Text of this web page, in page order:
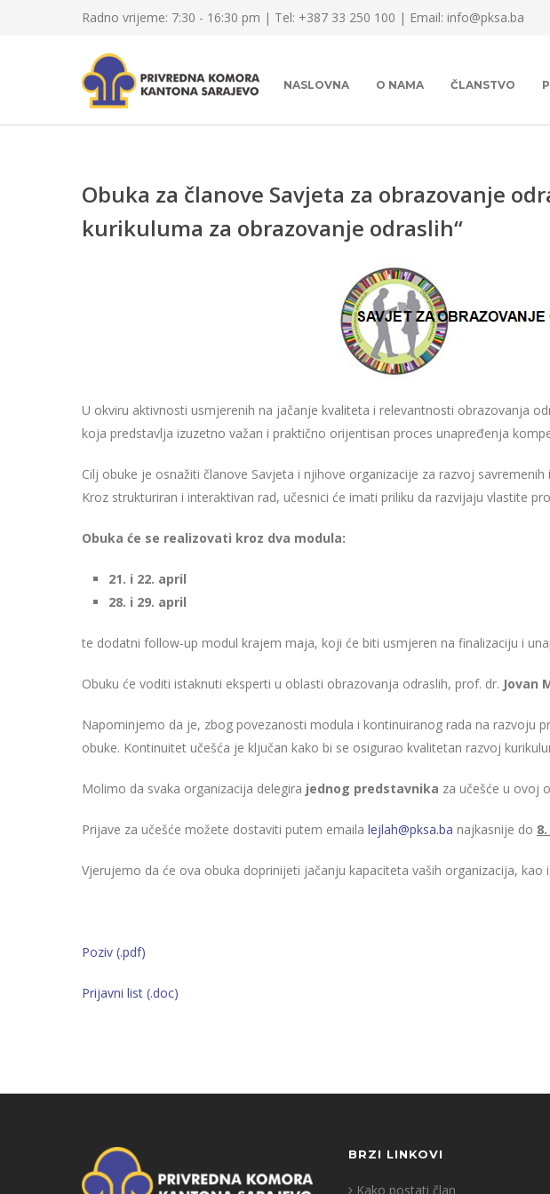
Radno vrijeme: 7:30 - 16:30 pm | Tel: +387 33 250 100 | Email: info@pksa.ba
NASLOVNA O NAMA ČLANSTVO
Obuka za članove Savjeta za obrazovanje
kurikuluma za obrazovanje odraslih“
U okviru aktivnosti usmjerenih na jačanje kvaliteta i relevantnosti obrazovanja
koja predstavlja izuzetno važan i praktično orijentisan proces unapređenja
Cilj obuke je osnažiti članove Savjeta i njihove organizacije za razvoj
Kroz strukturiran i interaktivan rad, učesnici će imati priliku da razvijaju vlastite
Obuka će se realizovati kroz dva modula:
21. i 22. april
28. i 29. april
te dodatni follow-up modul krajem maja, koji će biti usmjeren na finalizaciju i
Obuku će voditi istaknuti eksperti u oblasti obrazovanja odraslih, prof. dr. Jovan
Napominjemo da je, zbog povezanosti modula i kontinuiranog rada na razvoju
obuke. Kontinuitet učešća je ključan kako bi se osigurao kvalitetan razvoj
Molimo da svaka organizacija delegira jednog predstavnika za učešće u ovoj
Prijave za učešće možete dostaviti putem emaila lejlah@pksa.ba najkasnije do
Vjerujemo da će ova obuka doprinijeti jačanju kapaciteta vaših organizacija,
Poziv (.pdf)
Prijavni list (.doc)
BRZI LINKOVI
Kako postati član